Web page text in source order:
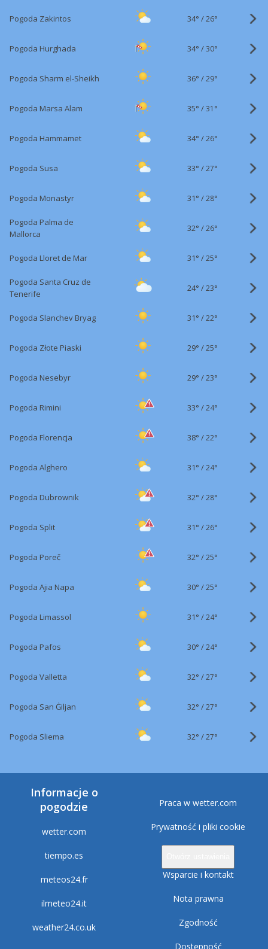
Pogoda Zakintos 34° /26°
Pogoda Hurghada 34° /30°
Pogoda Sharm el-Sheikh 36° /29°
Pogoda Marsa Alam 35° /31°
Pogoda Hammamet 34° /26°
Pogoda Susa 33° /27°
Pogoda Monastyr 31° /28°
Pogoda Palma de
Mallorca
32° /26°
Pogoda Lloret de Mar 31° /25°
Pogoda Santa Cruz de
Tenerife
24° /23°
Pogoda Slanchev Bryag 31° /22°
Pogoda Złote Piaski 29° /25°
Pogoda Nesebyr 29° /23°
Pogoda Rimini 33° /24°
Pogoda Florencja 38° /22°
Pogoda Alghero 31° /24°
Pogoda Dubrownik 32° /28°
Pogoda Split 31° /26°
Pogoda Poreč 32° /25°
Pogoda Ajia Napa 30° /25°
Pogoda Limassol 31° /24°
Pogoda Pafos 30° /24°
Pogoda Valletta 32° /27°
Pogoda San Ġiljan 32° /27°
Pogoda Sliema 32° /27°
Informacje o
pogodzie
wetter.com
tiempo.es
meteos24.fr
ilmeteo24.it
weather24.co.uk
Praca w wetter.com
Prywatność i pliki cookie
Wsparcie i kontakt
Nota prawna
Zgodność
Dostępność